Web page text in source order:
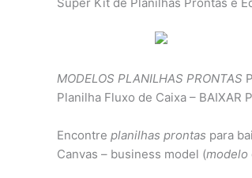
MODELOS PLANILHAS PRONTAS
Planilha Fluxo de Caixa – BAIXAR
Encontre planilhas prontas para
Canvas – business model (modelo